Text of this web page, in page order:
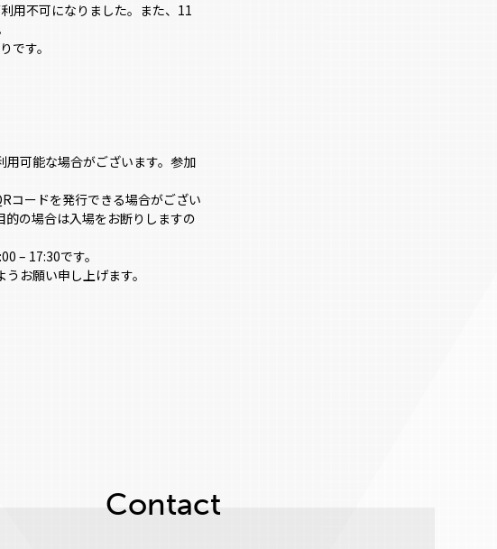
用不可になりました。また、11
です。
可能な場合がございます。参加
コードを発行できる場合がござい
の場合は入場をお断りしますの
– 17:30です。
お願い申し上げます。
Contact